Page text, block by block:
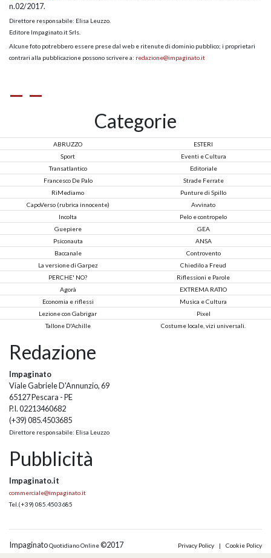
n.02/2017.
Direttore responsabile: Elisa Leuzzo.
Editore Impaginato.it Srls.
Alcune foto potrebbero essere prese dal web e ritenute di dominio pubblico; i proprietari
contrari alla pubblicazione possono scrivere a: redazione@impaginato.it
Categorie
ABRUZZO
ESTERI
Sport
Eventi e Cultura
Transatlantico
Editoriale
Francesco De Palo
Strade Ferrate
RiMediamo
Punture di Spillo
CapoVerso (rubrica innocente)
Avvinato
Incolta
Pelo e contropelo
Guepiere
GEA
Psiconauta
ANSA
Baccanale
Controvento
La versione di Garpez
Chiedilo a Freud
PERCHE' NO?
Riflessioni e Parole
Agorà
EXTREMA RATIO
Economia e riflessi
Musica e Cultura
Lezione con Gabrigar
Pixel
Tallone D'Achille
Costume locale, vizi universali.
Redazione
Impaginato
Viale Gabriele D'Annunzio, 69
65127 Pescara - PE
P.I. 02213460682
(+39) 085.4503685
Direttore responsabile: Elisa Leuzzo
Pubblicità
Impaginato.it
commerciale@impaginato.it
Tel. (+39) 085.4503685
ImpaginatoQuotidiano Online©2017 Privacy Policy | Cookie Policy